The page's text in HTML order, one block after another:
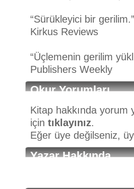
“Sürükleyici bir gerilim.”
Kirkus Reviews
“Üçlemenin gerilim
Publishers Weekly
Okur Yorumları
Kitap hakkında yorum
için tıklayınız.
Eğer üye değilseniz,
Yazar Hakkında